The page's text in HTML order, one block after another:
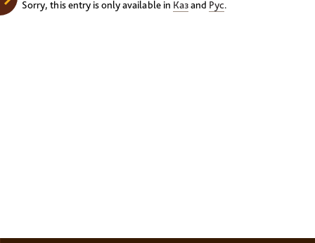
Sorry, this entry is only available in Казand Рус.